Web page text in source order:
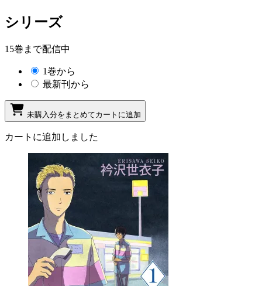
シリーズ
15巻まで配信中
1巻から
最新刊から
未購入分をまとめてカートに追加
カートに追加しました